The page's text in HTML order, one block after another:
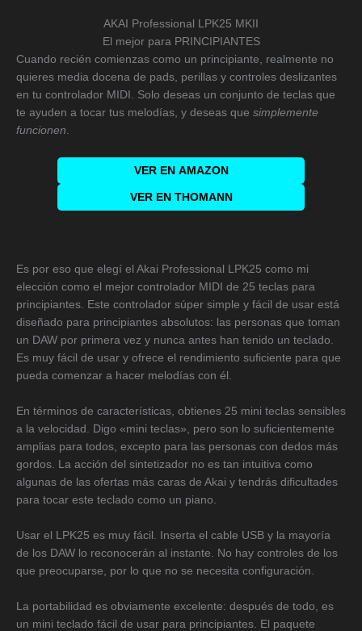
AKAI Professional LPK25 MKII
El mejor para PRINCIPIANTES
Cuando recién comienzas como un principiante, realmente no
quieres media docena de pads, perillas y controles deslizantes
en tu controlador MIDI. Solo deseas un conjunto de teclas que
te ayuden a tocar tus melodías, y deseas que simplemente
funcionen
VER EN AMAZON
VER EN THOMANN
Es por eso que elegí el Akai Professional LPK25 como mi
elección como el mejor controlador MIDI de 25 teclas para
principiantes. Este controlador súper simple y fácil de usar está
diseñado para principiantes absolutos: las personas que toman
un DAW por primera vez y nunca antes han tenido un teclado.
Es muy fácil de usar y ofrece el rendimiento suficiente para que
pueda comenzar a hacer melodías con él.
En términos de características, obtienes 25 mini teclas sensibles
a la velocidad. Digo «mini teclas», pero son lo suficientemente
amplias para todos, excepto para las personas con dedos más
gordos. La acción del sintetizador no es tan intuitiva como
algunas de las ofertas más caras de Akai y tendrás dificultades
para tocar este teclado como un piano.
Usar el LPK25 es muy fácil. Inserta el cable USB y la mayoría
de los DAW lo reconocerán al instante. No hay controles de los
que preocuparse, por lo que no se necesita configuración.
La portabilidad es obviamente excelente: después de todo, es
un mini teclado fácil de usar para principiantes. El paquete